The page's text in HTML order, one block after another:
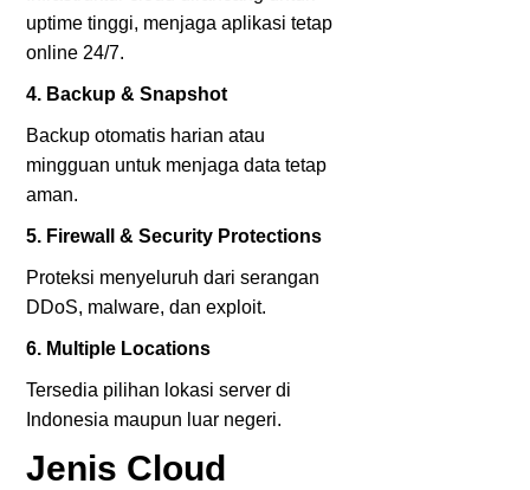
uptime tinggi, menjaga aplikasi tetap
online 24/7.
4. Backup & Snapshot
Backup otomatis harian atau
mingguan untuk menjaga data tetap
aman.
5. Firewall & Security Protections
Proteksi menyeluruh dari serangan
DDoS, malware, dan exploit.
6. Multiple Locations
Tersedia pilihan lokasi server di
Indonesia maupun luar negeri.
Jenis Cloud